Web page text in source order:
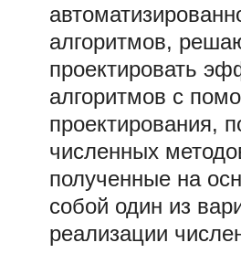
алгоритмов,
проектировать
алгоритмов с
проектирования,
численных
полученные на
собой один из
реализации